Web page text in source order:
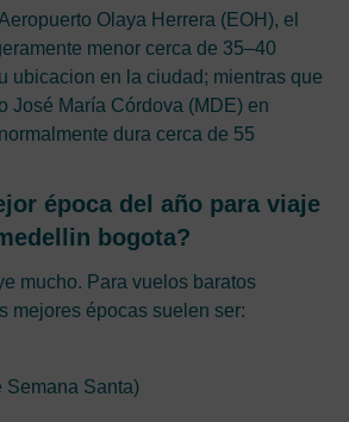
Olaya Herrera (EOH), el
menor cerca de 35–40
ubicacion en la ciudad; mientras que
José María Córdova (MDE) en
dura cerca de 55
época del año para viaje
bogota?
mucho. Para vuelos baratos
mejores épocas suelen ser:
Semana Santa)